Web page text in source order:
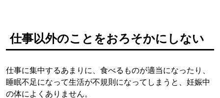
仕事以外のことをおろそかにしない
仕事に集中するあまりに、食べるものが適当になったり、
睡眠不足になって生活が不規則になってしまうと、妊娠中
の体によくありません。